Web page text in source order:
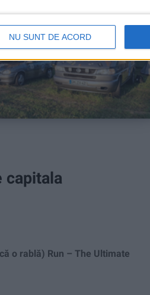
NU SUNT DE ACORD
capitala
o rablă) Run – The Ultimate